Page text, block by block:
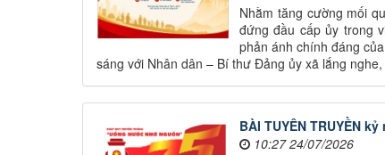
Nhằm tăng cường mối
đứng đầu cấp ủy trong
phản ánh chính đáng
sáng với Nhân dân – Bí thư Đảng ủy xã lắng
BÀI TUYÊN TRUYỀN
10:27 24/07/2026